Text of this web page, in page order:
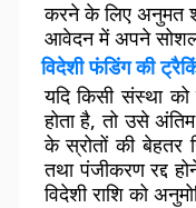
करने के लिए अनुमत
आवेदन में अपने सोशल
विदेशी फंडिंग की
यदि किसी संस्था को
होता है, तो उसे
के स्रोतों की बेहतर
तथा पंजीकरण रद्द
विदेशी राशि को